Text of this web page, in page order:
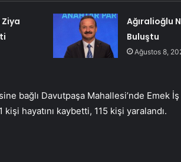
Ziya
Ağıralioğlu
Buluştu
Ağustos 8,
bağlı Davutpaşa Mahallesi’nde Emek
hayatını kaybetti, 115 kişi yaralandı.